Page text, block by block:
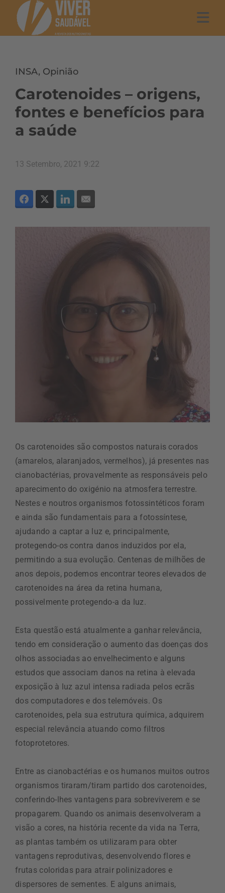
INSA, Opinião
Carotenoides – origens,
fontes e benefícios para
a saúde
13 Setembro, 2021 9:22
Os carotenoides são compostos naturais corados
(amarelos, alaranjados, vermelhos), já presentes nas
cianobactérias, provavelmente as responsáveis pelo
aparecimento do oxigénio na atmosfera terrestre.
Nestes e noutros organismos fotossintéticos foram
e ainda são fundamentais para a fotossíntese,
ajudando a captar a luz e, principalmente,
protegendo-os contra danos induzidos por ela,
permitindo a sua evolução. Centenas de milhões de
anos depois, podemos encontrar teores elevados de
carotenoides na área da retina humana,
possivelmente protegendo-a da luz.
Esta questão está atualmente a ganhar relevância,
tendo em consideração o aumento das doenças dos
olhos associadas ao envelhecimento e alguns
estudos que associam danos na retina à elevada
exposição à luz azul intensa radiada pelos ecrãs
dos computadores e dos telemóveis. Os
carotenoides, pela sua estrutura química, adquirem
especial relevância atuando como filtros
fotoprotetores.
Entre as cianobactérias e os humanos muitos outros
organismos tiraram/tiram partido dos carotenoides,
conferindo-lhes vantagens para sobreviverem e se
propagarem. Quando os animais desenvolveram a
visão a cores, na história recente da vida na Terra,
as plantas também os utilizaram para obter
vantagens reprodutivas, desenvolvendo flores e
frutas coloridas para atrair polinizadores e
dispersores de sementes. E alguns animais,